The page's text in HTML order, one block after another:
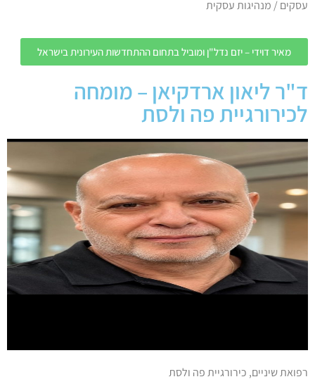
עסקים / מנהיגות עסקית
מאיר דוידי – יזם נדל"ן ומוביל בתחום ההתחדשות העירונית בישראל
ד"ר ליאון ארדקיאן – מומחה
לכירורגיית פה ולסת
רפואת שיניים, כירורגיית פה ולסת